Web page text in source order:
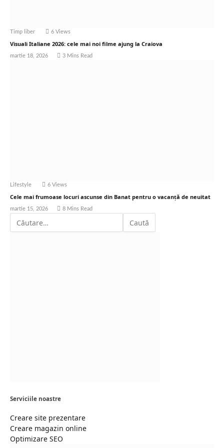
Timp liber 6 Views
Visuali Italiane 2026: cele mai noi filme ajung la Craiova
martie 18, 2026 3 Mins Read
Lifestyle 6 Views
Cele mai frumoase locuri ascunse din Banat pentru o vacanță de neuitat
martie 15, 2026 8 Mins Read
Serviciile noastre
Creare site prezentare
Creare magazin online
Optimizare SEO